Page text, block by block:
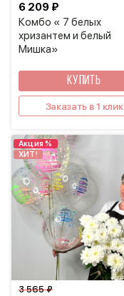
Комбо « 7 белых
хризантем и белый
Мишка»
6 209 ₽
КУПИТЬ
Заказать в 1 клик
Акция %
ХИТ!
3 565 ₽